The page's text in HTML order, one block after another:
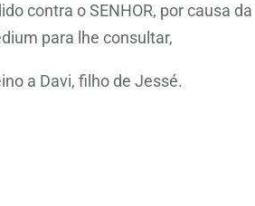
contra o SENHOR, por causa da
para lhe consultar,
a Davi, filho de Jessé.